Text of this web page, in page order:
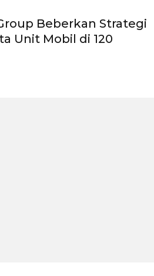
Beberkan Strategi
Unit Mobil di 120